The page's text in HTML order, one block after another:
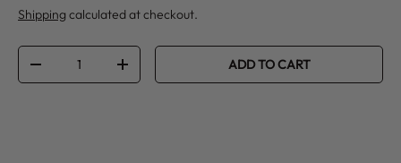
Shipping calculated at checkout.
Qty
DECREASE QUANTITYINCREASE QUANTITYADD TO CART